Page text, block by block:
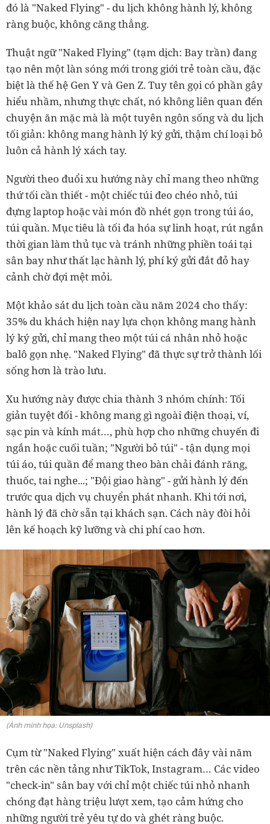
đó là "Naked Flying" - du lịch không hành lý, không
ràng buộc, không căng thẳng.
Thuật ngữ "Naked Flying" (tạm dịch: Bay trần) đang
tạo nên một làn sóng mới trong giới trẻ toàn cầu, đặc
biệt là thế hệ Gen Y và Gen Z. Tuy tên gọi có phần gây
hiểu nhầm, nhưng thực chất, nó không liên quan đến
chuyện ăn mặc mà là một tuyên ngôn sống và du lịch
tối giản: không mang hành lý ký gửi, thậm chí loại bỏ
luôn cả hành lý xách tay.
Người theo đuổi xu hướng này chỉ mang theo những
thứ tối cần thiết - một chiếc túi đeo chéo nhỏ, túi
đựng laptop hoặc vài món đồ nhét gọn trong túi áo,
túi quần. Mục tiêu là tối đa hóa sự linh hoạt, rút ngắn
thời gian làm thủ tục và tránh những phiền toái tại
sân bay như thất lạc hành lý, phí ký gửi đắt đỏ hay
cảnh chờ đợi mệt mỏi.
Một khảo sát du lịch toàn cầu năm 2024 cho thấy:
35% du khách hiện nay lựa chọn không mang hành
lý ký gửi, chỉ mang theo một túi cá nhân nhỏ hoặc
balô gọn nhẹ. "Naked Flying" đã thực sự trở thành lối
sống hơn là trào lưu.
Xu hướng này được chia thành 3 nhóm chính: Tối
giản tuyệt đối - không mang gì ngoài điện thoại, ví,
sạc pin và kính mát…, phù hợp cho những chuyến đi
ngắn hoặc cuối tuần; "Người bỏ túi" - tận dụng mọi
túi áo, túi quần để mang theo bàn chải đánh răng,
thuốc, tai nghe...; "Đội giao hàng" - gửi hành lý đến
trước qua dịch vụ chuyển phát nhanh. Khi tới nơi,
hành lý đã chờ sẵn tại khách sạn. Cách này đòi hỏi
lên kế hoạch kỹ lưỡng và chi phí cao hơn.
(Ảnh minh họa: Unsplash)
Cụm từ "Naked Flying" xuất hiện cách đây vài năm
trên các nền tảng như TikTok, Instagram… Các video
"check-in" sân bay với chỉ một chiếc túi nhỏ nhanh
chóng đạt hàng triệu lượt xem, tạo cảm hứng cho
những người trẻ yêu tự do và ghét ràng buộc.